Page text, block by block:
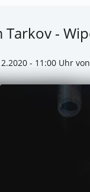
Tarkov -
- 11:00 Uhr von